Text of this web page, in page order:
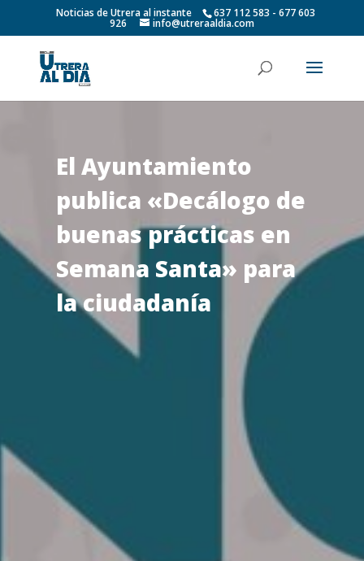
Noticias de Utrera al instante 637 112 583 - 677 603
926 info@utreraaldia.com
El Ayuntamiento
publica «Decálogo de
buenas prácticas en
Semana Santa» para
la ciudadanía